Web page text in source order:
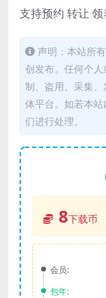
支持预约 转让
声明：本站所
创发布。任何个
制、盗用、采集
体平台。如若本
们进行处理。
8下载币
会员:
包年: